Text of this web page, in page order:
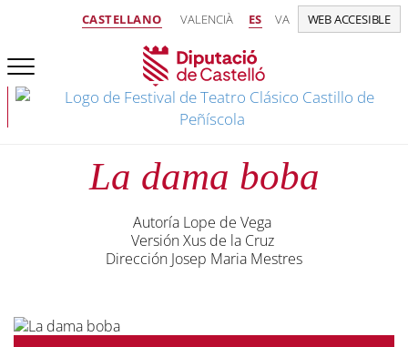
CASTELLANO VALENCIÀ ES VA WEB ACCESIBLE
La dama boba
Autoría Lope de Vega
Versión Xus de la Cruz
Dirección Josep Maria Mestres